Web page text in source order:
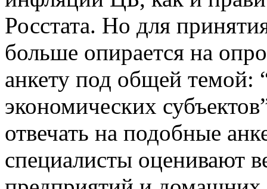
Росстата. Но для
больше опирается на
анкету под общей
экономических
отвечать на подобные
специалисты оценивают